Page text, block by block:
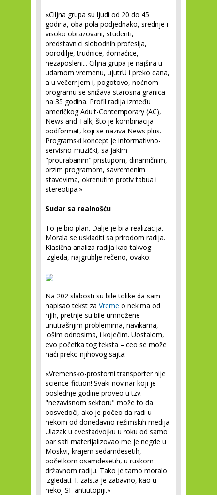
«Ciljna grupa su ljudi od 20 do 45
godina, oba pola podjednako, srednje i
visoko obrazovani, studenti,
predstavnici slobodnih profesija,
porodilje, trudnice, domaćice,
nezaposleni... Ciljna grupa je najšira u
udarnom vremenu, ujutrU i preko dana,
a u večernjem i, pogotovo, noćnom
programu se snižava starosna granica
na 35 godina. Profil radija između
američkog Adult-Contemporary (AC),
News and Talk, što je kombinacija -
podformat, koji se naziva News plus.
Programski koncept je informativno-
servisno-muzički, sa jakim
"prourabanim" pristupom, dinamičnim,
brzim programom, savremenim
stavovima, okrenutim protiv tabua i
stereotipa.»
Sudar sa realnošću
To je bio plan. Dalje je bila realizacija.
Morala se uskladiti sa prirodom radija.
Klasična analiza radija kao takvog
izgleda, najgrublje rečeno, ovako:
Na 202 slabosti su bile tolike da sam
napisao tekst za Vreme o nekima od
njih, pretnje su bile umnožene
unutrašnjim problemima, navikama,
lošim odnosima, i koječim. Uostalom,
evo početka tog teksta – ceo se može
naći preko njihovog sajta:
«Vremensko-prostorni transporter nije
science-fiction! Svaki novinar koji je
poslednje godine proveo u tzv.
"nezavisnom sektoru" može to da
posvedoči, ako je počeo da radi u
nekom od donedavno režimskih medija.
Ulazak u dvestadvojku u roku od samo
par sati materijalizovao me je negde u
Moskvi, krajem sedamdesetih,
početkom osamdesetih, u ruskom
državnom radiju. Tako je tamo moralo
izgledati. I, zaista je zabavno, kao u
nekoj SF antiutopiji.»